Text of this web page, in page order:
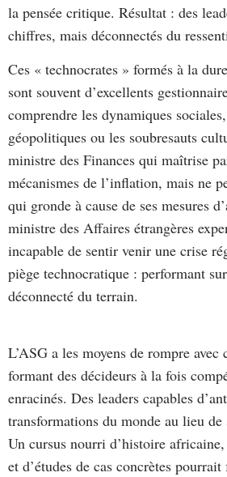
la pensée critique. Résultat : des
chiffres, mais déconnectés du
Ces « technocrates » formés à la
sont souvent d’excellents
comprendre les dynamiques
géopolitiques ou les soubresauts
ministre des Finances qui maîtrise
mécanismes de l’inflation, mais ne
qui gronde à cause de ses mesures
ministre des Affaires étrangères
incapable de sentir venir une crise
piège technocratique : performant
déconnecté du terrain.
L’ASG a les moyens de rompre
formant des décideurs à la fois
enracinés. Des leaders capables
transformations du monde au lieu
Un cursus nourri d’histoire
et d’études de cas concrètes